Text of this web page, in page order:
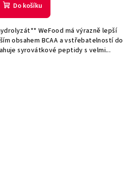
Do košíku
WeFood má výrazně lepší
obsahem BCAA a vstřebatelností do
syrovátkové peptidy s velmi...